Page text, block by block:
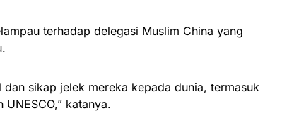
terhadap delegasi Muslim China yang
sikap jelek mereka kepada dunia, termasuk
katanya.